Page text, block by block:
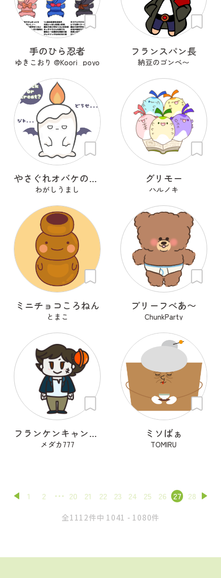
手のひら忍者
ゆきこおり @Koori_poyo
フランスパン長
納豆のゴンベ〜
やさぐれオバケの「むー」
わがしうまし
グリモー
ハルノキ
ミニチョコころねん
とまこ
ブリーフべあ〜
ChunkParty
フランケンキャンデー
メダカ777
ミソばぁ
TOMIRU
1 2 20 21 22 23 24 25 26 27 28
全1112件中 1041 - 1080件